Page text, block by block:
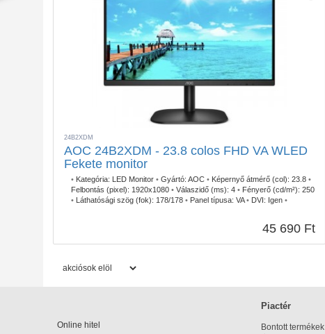
24B2XDM
AOC 24B2XDM - 23.8 colos FHD VA WLED
Fekete monitor
• Kategória: LED Monitor • Gyártó: AOC • Képernyő átmérő (col): 23.8 •
Felbontás (pixel): 1920x1080 • Válaszidő (ms): 4 • Fényerő (cd/m²): 250
• Láthatósági szög (fok): 178/178 • Panel típusa: VA • DVI: Igen •
45 690 Ft
Online hitel
Piactér
Bontott termékek